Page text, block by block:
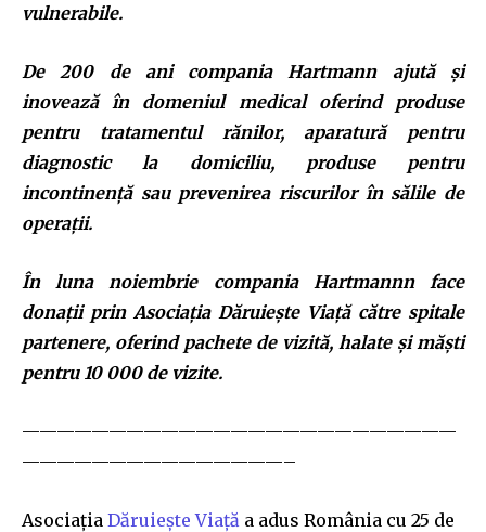
vulnerabile.
De 200 de ani compania Hartmann ajută și
inovează în domeniul medical oferind produse
pentru tratamentul rănilor, aparatură pentru
diagnostic la domiciliu, produse pentru
incontinență sau prevenirea riscurilor în sălile de
operații.
În luna noiembrie compania Hartmannn face
donații prin Asociația Dăruiește Viață către spitale
partenere, oferind pachete de vizită, halate și măști
pentru 10 000 de vizite.
—————————————————————————
———————————————–
Asociația Dăruiește Viață a adus România cu 25 de